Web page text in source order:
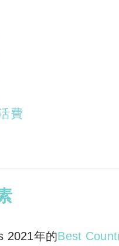
費
2021年的Best